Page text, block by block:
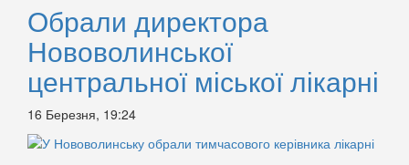
Обрали директора
Нововолинської
центральної міської лікарні
16 Березня, 19:24